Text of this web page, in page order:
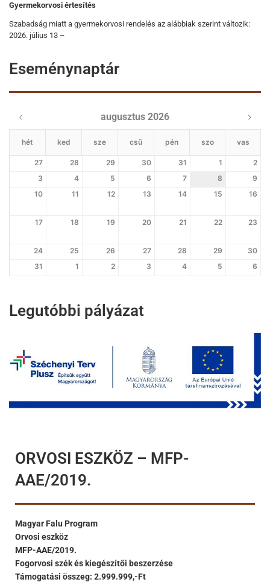
Gyermekorvosi értesítés
Szabadság miatt a gyermekorvosi rendelés az alábbiak szerint változik:
2026. július 13 –
Eseménynaptár
augusztus 2026
hét ked sze csü pén szo vas
27 28 29 30 31 1
2
3
4 5 6 7 8
9
10
11 12 13 14 15 16
17 18 19 20 21 22 23
24 25 26 27 28 29
30
31
1 2 3 4 5 6
Legutóbbi pályázat
ORVOSI ESZKÖZ – MFP-
AAE/2019.
Magyar Falu Program
Orvosi eszköz
MFP-AAE/2019.
Fogorvosi szék és kiegészítői beszerzése
Támogatási összeg: 2.999.999,-Ft